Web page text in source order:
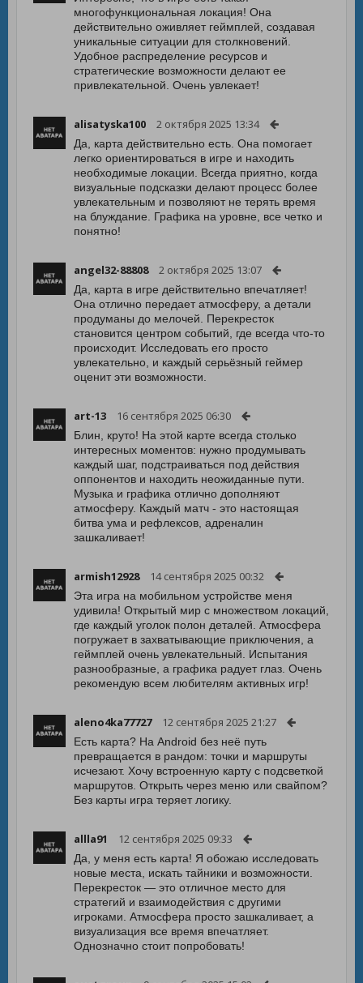
многофункциональная локация! Она
действительно оживляет геймплей, создавая
уникальные ситуации для столкновений.
Удобное распределение ресурсов и
стратегические возможности делают ее
привлекательной. Очень увлекает!
alisatyska100 2 октября 2025 13:34
Да, карта действительно есть. Она помогает
легко ориентироваться в игре и находить
необходимые локации. Всегда приятно, когда
визуальные подсказки делают процесс более
увлекательным и позволяют не терять время
на блуждание. Графика на уровне, все четко и
понятно!
angel32-88808 2 октября 2025 13:07
Да, карта в игре действительно впечатляет!
Она отлично передает атмосферу, а детали
продуманы до мелочей. Перекресток
становится центром событий, где всегда что-то
происходит. Исследовать его просто
увлекательно, и каждый серьёзный геймер
оценит эти возможности.
art-13 16 сентября 2025 06:30
Блин, круто! На этой карте всегда столько
интересных моментов: нужно продумывать
каждый шаг, подстраиваться под действия
оппонентов и находить неожиданные пути.
Музыка и графика отлично дополняют
атмосферу. Каждый матч - это настоящая
битва ума и рефлексов, адреналин
зашкаливает!
armish12928 14 сентября 2025 00:32
Эта игра на мобильном устройстве меня
удивила! Открытый мир с множеством локаций,
где каждый уголок полон деталей. Атмосфера
погружает в захватывающие приключения, а
геймплей очень увлекательный. Испытания
разнообразные, а графика радует глаз. Очень
рекомендую всем любителям активных игр!
aleno4ka77727 12 сентября 2025 21:27
Есть карта? На Android без неё путь
превращается в рандом: точки и маршруты
исчезают. Хочу встроенную карту с подсветкой
маршрутов. Открыть через меню или свайпом?
Без карты игра теряет логику.
allla91 12 сентября 2025 09:33
Да, у меня есть карта! Я обожаю исследовать
новые места, искать тайники и возможности.
Перекресток — это отличное место для
стратегий и взаимодействия с другими
игроками. Атмосфера просто зашкаливает, а
визуализация все время впечатляет.
Однозначно стоит попробовать!